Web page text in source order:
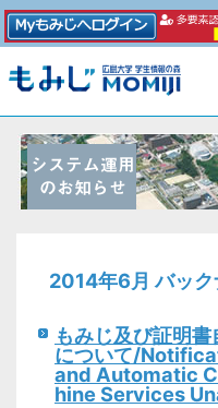
2014年6月 バック
もみじ及び証明
について/
and Automatic
hine Services